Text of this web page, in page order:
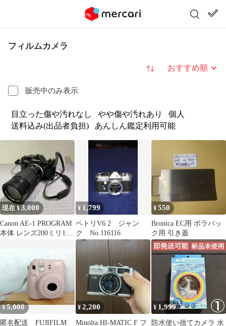
フィルムカメラ
販売中のみ表示
並び替え
目立った傷や汚れなし やや傷や汚れあり
個人
送料込み(出品者負担)
あんしん鑑定利用可能
現在 ¥3,000
Canon AE-1 PROGRAM
本体 レンズ200ミリ1:4
¥ 1,799
ペトリV6 2 ジャン
ク No.116116
¥550
Bronica EC用 ポラパッ
ク用 引き蓋
¥5,000
匿名配送 FUJIFILM
¥2,200
Minolta HI-MATIC F フ
¥ 1,999
防水使い捨てカメラ 水